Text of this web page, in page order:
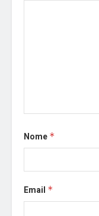
Nome *
Email *